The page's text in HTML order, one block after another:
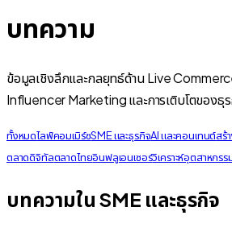
บทความ
ข้อมูลเชิงลึกและกลยุทธ์ด้าน Live
Influencer Marketing และการเติบโตของธุ
ทั้งหมดไลฟ์คอมเมิร์ซSME และธุรกิจAI และคอนเทนต์สร้
ตลาดดิจิทัลตลาดไทยอินฟลูเอนเซอร์วิเคราะห์อุตสาหกรร
บทความใน SME และธุรกิจ